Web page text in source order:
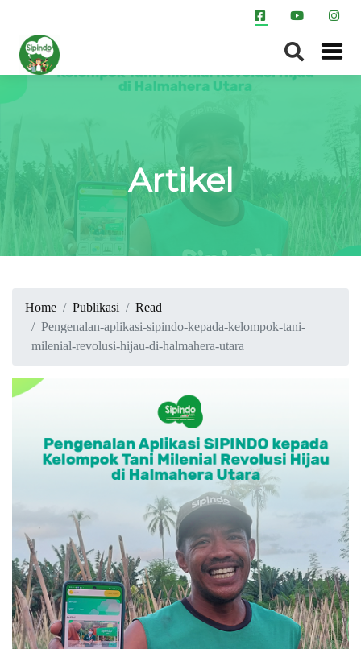
Artikel
Home Publikasi
Read
Pengenalan-aplikasi-sipindo-kepada-kelompok-tani-
milenial-revolusi-hijau-di-halmahera-utara